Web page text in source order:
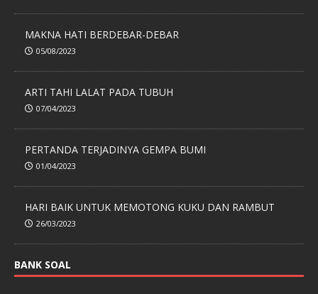
MAKNA HATI BERDEBAR-DEBAR
05/08/2023
ARTI TAHI LALAT PADA TUBUH
07/04/2023
PERTANDA TERJADINYA GEMPA BUMI
01/04/2023
HARI BAIK UNTUK MEMOTONG KUKU DAN RAMBUT
26/03/2023
BANK SOAL